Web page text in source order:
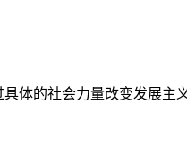
体的社会力量改变发展主